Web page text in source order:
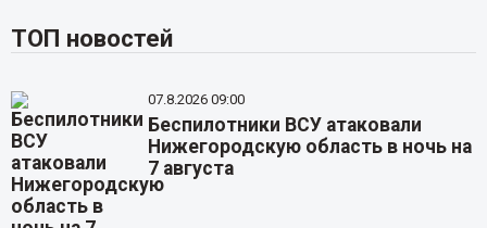
ТОП новостей
07.8.2026 09:00
Беспилотники ВСУ атаковали
Нижегородскую область в ночь на
7 августа